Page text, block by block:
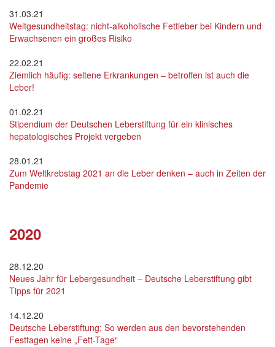
31.03.21
Weltgesundheitstag: nicht-alkoholische Fettleber bei Kindern und
Erwachsenen ein großes Risiko
22.02.21
Ziemlich häufig: seltene Erkrankungen – betroffen ist auch die
Leber!
01.02.21
Stipendium der Deutschen Leberstiftung für ein klinisches
hepatologisches Projekt vergeben
28.01.21
Zum Weltkrebstag 2021 an die Leber denken – auch in Zeiten der
Pandemie
2020
28.12.20
Neues Jahr für Lebergesundheit – Deutsche Leberstiftung gibt
Tipps für 2021
14.12.20
Deutsche Leberstiftung: So werden aus den bevorstehenden
Festtagen keine „Fett-Tage“